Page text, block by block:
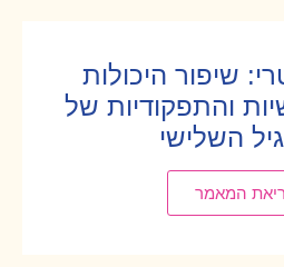
שיפור היכולות
והתפקודיות של
השלישי
המאמר